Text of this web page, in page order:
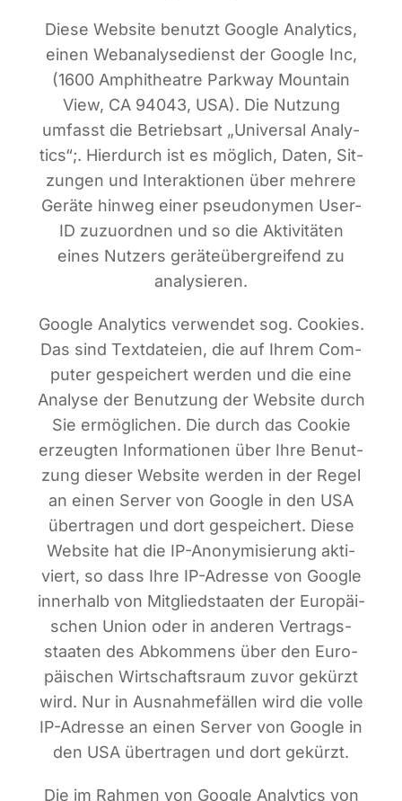
Die­se Web­site benutzt Goog­le Ana­ly­tics,
einen Web­ana­ly­se­dienst der Goog­le Inc,
(1600 Amphi­theat­re Park­way Moun­tain
View, CA 94043, USA). Die Nut­zung
umfasst die Betriebs­art „Uni­ver­sal Ana­ly­
tics“;. Hier­durch ist es mög­lich, Daten, Sit­
zun­gen und Inter­ak­tio­nen über meh­re­re
Gerä­te hin­weg einer pseud­ony­men User-
ID zuzu­ord­nen und so die Akti­vi­tä­ten
eines Nut­zers gerä­te­über­grei­fend zu
analysieren.
Goog­le Ana­ly­tics ver­wen­det sog. Coo­kies.
Das sind Text­da­tei­en, die auf Ihrem Com­
pu­ter gespei­chert wer­den und die eine
Ana­ly­se der Benut­zung der Web­site durch
Sie ermög­li­chen. Die durch das Coo­kie
erzeug­ten Infor­ma­tio­nen über Ihre Benut­
zung die­ser Web­site wer­den in der Regel
an einen Ser­ver von Goog­le in den USA
über­tra­gen und dort gespei­chert. Die­se
Web­site hat die IP-Anony­mi­sie­rung akti­
viert, so dass Ihre IP-Adres­se von Goog­le
inner­halb von Mit­glied­staa­ten der Euro­päi­
schen Uni­on oder in ande­ren Ver­trags­
staa­ten des Abkom­mens über den Euro­
päi­schen Wirt­schafts­raum zuvor gekürzt
wird. Nur in Aus­nah­me­fäl­len wird die vol­le
IP-Adres­se an einen Ser­ver von Goog­le in
den USA über­tra­gen und dort gekürzt.
Die im Rah­men von Goog­le Ana­ly­tics von